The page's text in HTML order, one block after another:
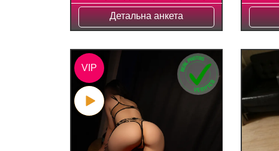
Детальна анкета
VIP